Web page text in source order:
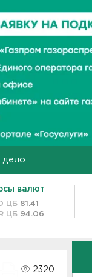
дело
валют
ЦБ 81.41
ЦБ 94.06
2320